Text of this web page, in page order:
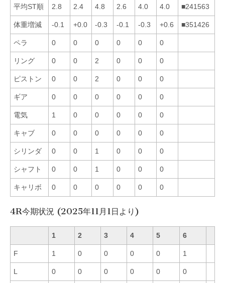
平均ST順 2.8 2.4 4.8 2.6 4.0 4.0 ■241563
体重増減 -0.1 +0.0 -0.3 -0.1 -0.3 +0.6 ■351426
ペラ 0 0 0 0 0 0
リング 0 0 2 0 0 0
ピストン 0 0 2 0 0 0
ギア 0 0 0 0 0 0
電気 1 0 0 0 0 0
キャブ 0 0 0 0 0 0
シリンダ 0 0 1 0 0 0
シャフト 0 0 1 0 0 0
キャリボ 0 0 0 0 0 0
4R今期状況 (2025年11月1日より)
1 2 3 4 5 6
F 1 0 0 0 0 1
L 0 0 0 0 0 0